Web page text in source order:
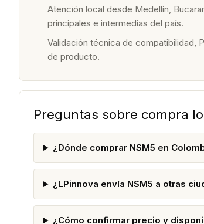
Atención local desde Medellín,
principales e intermedias del país.
Validación técnica de compatibilidad,
de producto.
Preguntas sobre compra
¿Dónde comprar NSM5 en
¿LPinnova envía NSM5 a otras
¿Cómo confirmar precio y